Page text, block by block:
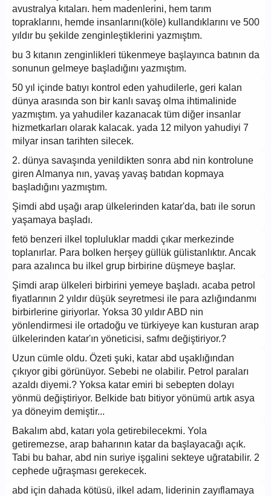
avustralya kıtaları. hem madenlerini, hem tarım
topraklarını, hemde insanlarını(köle) kullandıklarını ve 500
yıldır bu şekilde zenginleştiklerini yazmıştım.
bu 3 kıtanın zenginlikleri tükenmeye başlayınca batının da
sonunun gelmeye başladığını yazmıştım.
50 yıl içinde batıyı kontrol eden yahudilerle, geri kalan
dünya arasında son bir kanlı savaş olma ihtimalinide
yazmıştım. ya yahudiler kazanacak tüm diğer insanlar
hizmetkarları olarak kalacak. yada 12 milyon yahudiyi 7
milyar insan tarihten silecek.
2. dünya savaşında yenildikten sonra abd nin kontrolune
giren Almanya nın, yavaş yavaş batıdan kopmaya
başladığını yazmıştım.
Şimdi abd uşağı arap ülkelerinden katar'da, batı ile sorun
yaşamaya başladı.
fetö benzeri ilkel topluluklar maddi çıkar merkezinde
toplanırlar. Para bolken herşey güllük gülistanlıktır. Ancak
para azalınca bu ilkel grup birbirine düşmeye başlar.
Şimdi arap ülkeleri birbirini yemeye başladı. acaba petrol
fiyatlarının 2 yıldır düşük seyretmesi ile para azlığındanmı
birbirlerine giriyorlar. Yoksa 30 yıldır ABD nin
yönlendirmesi ile ortadoğu ve türkiyeye kan kusturan arap
ülkelerinden katar'ın yöneticisi, safmı değiştiriyor.?
Uzun cümle oldu. Özeti şuki, katar abd uşaklığından
çıkıyor gibi görünüyor. Sebebi ne olabilir. Petrol paraları
azaldı diyemi.? Yoksa katar emiri bi sebepten dolayı
yönmü değiştiriyor. Belkide batı bitiyor yönümü artık asya
ya döneyim demiştir...
Bakalım abd, katarı yola getirebilecekmi. Yola
getiremezse, arap baharının katar da başlayacağı açık.
Tabi bu bahar, abd nin suriye işgalini sekteye uğratabilir. 2
cephede uğraşması gerekecek.
abd için dahada kötüsü, ilkel adam, liderinin zayıflamaya